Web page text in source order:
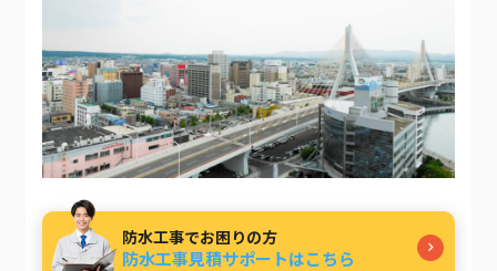
防水工事でお困りの方
防水工事見積サポートはこちら